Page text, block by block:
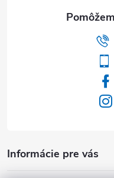
Informácie pre vás